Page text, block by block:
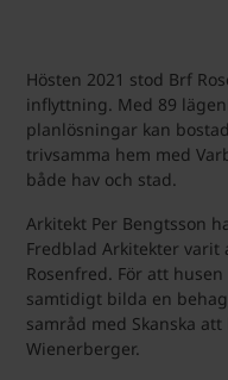
Hösten 2021 stod Brf
inflyttning. Med 89
planlösningar kan
trivsamma hem med
både hav och stad.
Arkitekt Per Bengtsson
Fredblad Arkitekter
Rosenfred. För att
samtidigt bilda en
samråd med Skanska
Wienerberger.